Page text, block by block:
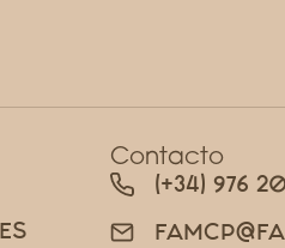
Contacto
(+34) 976